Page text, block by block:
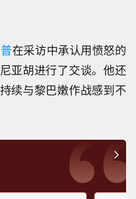
在采访中承认用愤怒的
亚胡进行了交谈。他还
续与黎巴嫩作战感到不